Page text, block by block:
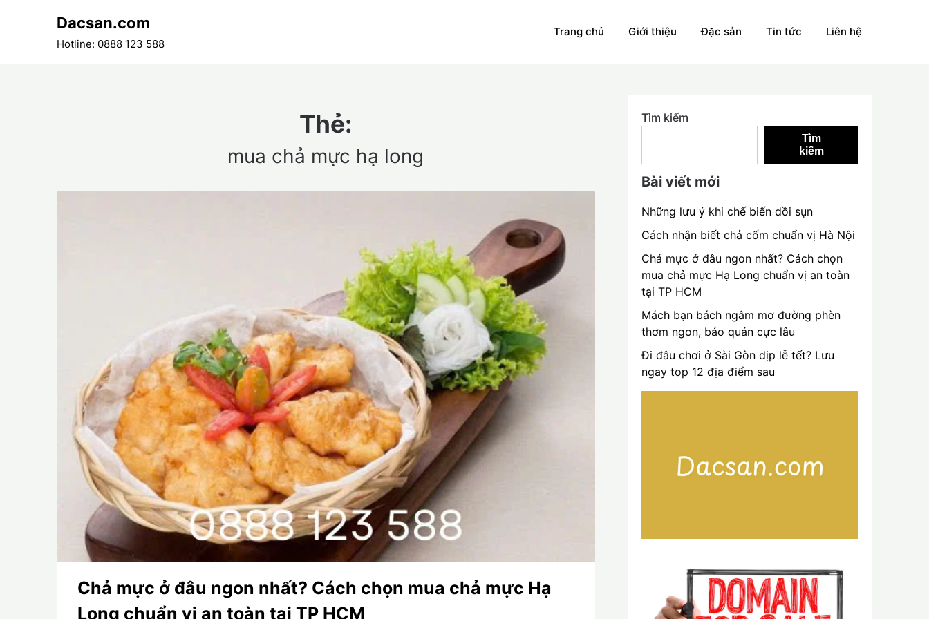
Dacsan.com
Hotline: 0888 123 588
Trang chủ Giới thiệu Đặc sản Tin tức Liên hệ
Thẻ:
mua chả mực hạ long
Chả mực ở đâu ngon nhất? Cách chọn mua chả mực Hạ
Long chuẩn vị an toàn tại TP HCM
Tìm kiếm
Tìm
kiếm
Bài viết mới
Những lưu ý khi chế biến dồi sụn
Cách nhận biết chả cốm chuẩn vị Hà Nội
Chả mực ở đâu ngon nhất? Cách chọn
mua chả mực Hạ Long chuẩn vị an toàn
tại TP HCM
Mách bạn bách ngâm mơ đường phèn
thơm ngon, bảo quản cực lâu
Đi đâu chơi ở Sài Gòn dịp lễ tết? Lưu
ngay top 12 địa điểm sau